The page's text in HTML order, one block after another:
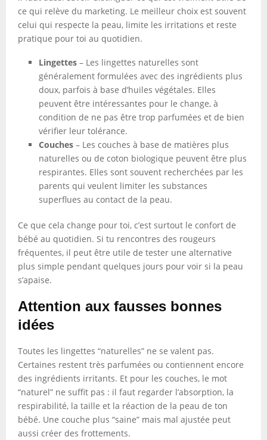
ce qui relève du marketing. Le meilleur choix est souvent
celui qui respecte la peau, limite les irritations et reste
pratique pour toi au quotidien.
Lingettes – Les lingettes naturelles sont
généralement formulées avec des ingrédients plus
doux, parfois à base d’huiles végétales. Elles
peuvent être intéressantes pour le change, à
condition de ne pas être trop parfumées et de bien
vérifier leur tolérance.
Couches – Les couches à base de matières plus
naturelles ou de coton biologique peuvent être plus
respirantes. Elles sont souvent recherchées par les
parents qui veulent limiter les substances
superflues au contact de la peau.
Ce que cela change pour toi, c’est surtout le confort de
bébé au quotidien. Si tu rencontres des rougeurs
fréquentes, il peut être utile de tester une alternative
plus simple pendant quelques jours pour voir si la peau
s’apaise.
Attention aux fausses bonnes
idées
Toutes les lingettes “naturelles” ne se valent pas.
Certaines restent très parfumées ou contiennent encore
des ingrédients irritants. Et pour les couches, le mot
“naturel” ne suffit pas : il faut regarder l’absorption, la
respirabilité, la taille et la réaction de la peau de ton
bébé. Une couche plus “saine” mais mal ajustée peut
aussi créer des frottements.